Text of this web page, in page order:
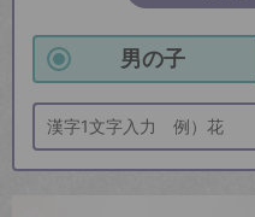
男の子